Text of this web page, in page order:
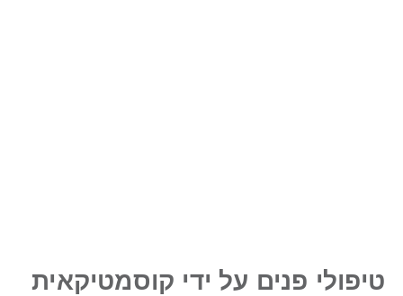
פנים על ידי קוסמטיקאית